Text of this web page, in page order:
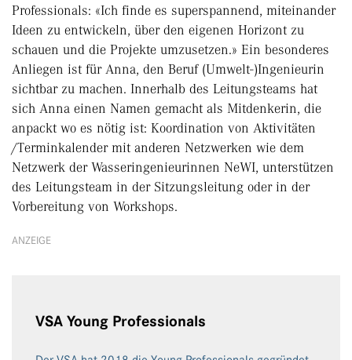
Professionals: «Ich finde es superspannend, miteinander
Ideen zu entwickeln, über den eigenen Horizont zu
schauen und die Projekte umzusetzen.» Ein besonderes
Anliegen ist für Anna, den Beruf (Umwelt-)Ingenieurin
sichtbar zu machen. Innerhalb des Leitungsteams hat
sich Anna einen Namen gemacht als Mitdenkerin, die
anpackt wo es nötig ist: Koordination von Aktivitäten
/Terminkalender mit anderen Netzwerken wie dem
Netzwerk der Wasseringenieurinnen NeWI, unterstützen
des Leitungsteam in der Sitzungsleitung oder in der
Vorbereitung von Workshops.
ANZEIGE
VSA Young Professionals